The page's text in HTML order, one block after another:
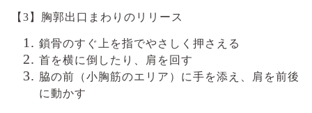
【3】胸郭出口まわりのリリース
鎖骨のすぐ上を指でやさしく押さえる
首を横に倒したり、肩を回す
脇の前（小胸筋のエリア）に手を添え、肩を前後
に動かす